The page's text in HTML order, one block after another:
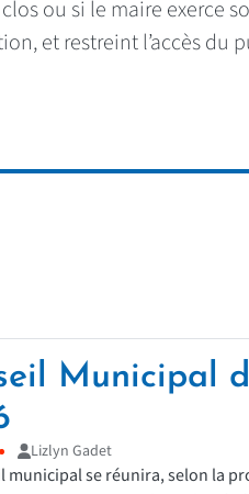
ou si le maire exerce
et restreint l’accès du
Municipal
Lizlyn Gadet
municipal se réunira, selon la